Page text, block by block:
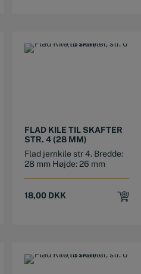
FLAD KILE TIL SKAFTER
STR. 4 (28 MM)
Flad jernkile str 4. Bredde:
28 mm Højde: 26 mm
18,00 DKK